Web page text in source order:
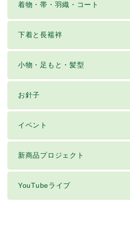
着物・帯・羽織・コート
下着と長襦袢
小物・足もと・髪型
お針子
イベント
新商品プロジェクト
YouTubeライブ